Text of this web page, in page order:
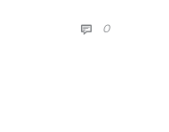
 0COMMENTS